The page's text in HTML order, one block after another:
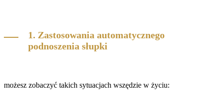
1. Zastosowania automatycznego
podnoszenia słupki
możesz zobaczyć takich sytuacjach wszędzie w życiu: